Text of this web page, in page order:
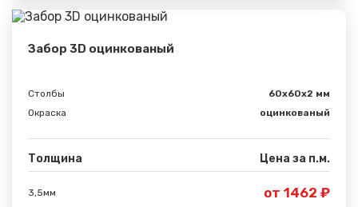
Забор 3D оцинкованый
Столбы
60х60х2 мм
Окраска
оцинкованый
Толщина Цена за п.м.
3,5мм от 1462 ₽